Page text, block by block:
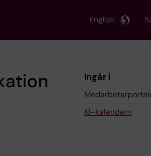
English
Ingår i
KI-kalendern